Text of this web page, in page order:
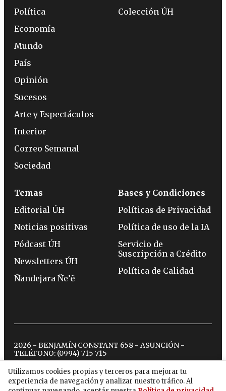
Utilizamos cookies propias y terceros para mejorar tu
experiencia de navegación y analizar nuestro tráfico. Al
Política
Economía
Mundo
País
Opinión
Sucesos
Arte y Espectáculos
Interior
Correo Semanal
Sociedad
Colección ÚH
Temas
Editorial ÚH
Noticias positivas
Pódcast ÚH
Newsletters ÚH
Ñandejara Ñe’ẽ
Bases y Condiciones
Políticas de Privacidad
Política de uso de la IA
Servicio de
Suscripción a Crédito
Política de Calidad
2026 - BENJAMÍN CONSTANT 658 - ASUNCIÓN -
TELÉFONO: (0994) 715 715
twitterinstagram
facebook
tiktokyoutubespotify